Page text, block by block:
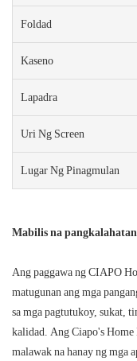
Foldad
Kaseno
Lapadra
Uri Ng Screen
Lugar Ng Pinagmulan
Mabilis na
Ang paggawa ng CIAPO
matugunan ang mga
sa mga pagtutukoy, sukat,
kalidad. Ang Ciapo's
malawak na hanay ng mga